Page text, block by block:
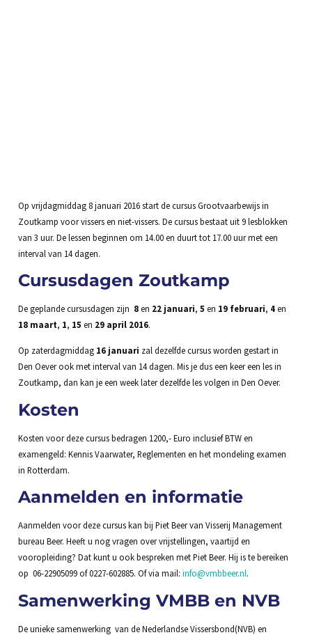
Op vrijdagmiddag 8 januari 2016 start de cursus Grootvaarbewijs in
Zoutkamp voor vissers en niet-vissers. De cursus bestaat uit 9 lesblokken
van 3 uur. De lessen beginnen om 14.00 en duurt tot 17.00 uur met een
interval van 14 dagen.
Cursusdagen Zoutkamp
De geplande cursusdagen zijn 8en 22 januari, 5 en 19 februari, 4en
18 maart, 1, 15 en 29 april 2016.
Op zaterdagmiddag 16 januari zal dezelfde cursus worden gestart in
Den Oever ook met interval van 14 dagen. Mis je dus een keer een les in
Zoutkamp, dan kan je een week later dezelfde les volgen in Den Oever.
Kosten
Kosten voor deze cursus bedragen 1200,- Euro inclusief BTW en
examengeld: Kennis Vaarwater, Reglementen en het mondeling examen
in Rotterdam.
Aanmelden en informatie
Aanmelden voor deze cursus kan bij Piet Beer van Visserij Management
bureau Beer. Heeft u nog vragen over vrijstellingen, vaartijd en
vooropleiding? Dat kunt u ook bespreken met Piet Beer. Hij is te bereiken
op 06-22905099 of 0227-602885. Of via mail: info@vmbbeer.nl.
Samenwerking VMBB en NVB
De unieke samenwerking van de Nederlandse Vissersbond(NVB) en